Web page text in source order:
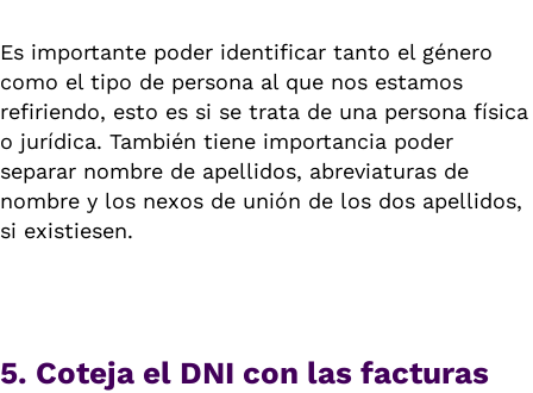
Es importante poder identificar tanto el género
como el tipo de persona al que nos estamos
refiriendo, esto es si se trata de una persona física
o jurídica. También tiene importancia poder
separar nombre de apellidos, abreviaturas de
nombre y los nexos de unión de los dos apellidos,
si existiesen.
5. Coteja el DNI con las facturas